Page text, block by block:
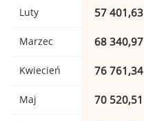
Luty 57 401,63
Marzec 68 340,97
Kwiecień 76 761,34
Maj 70 520,51